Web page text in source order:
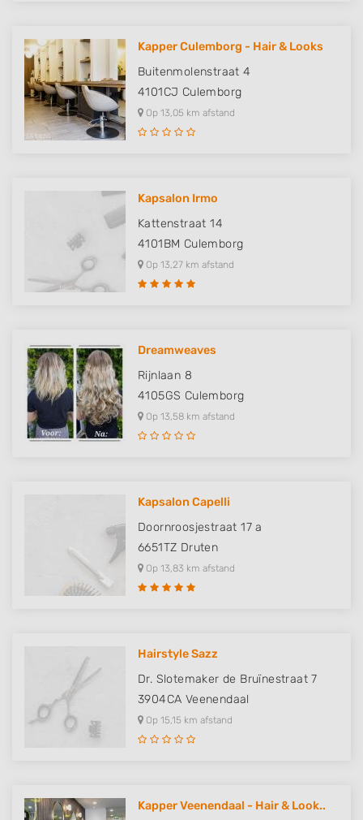
Kapper Culemborg - Hair & Looks
Buitenmolenstraat 4
4101CJ Culemborg
Op 13,05 km afstand
Kapsalon Irmo
Kattenstraat 14
4101BM Culemborg
Op 13,27 km afstand
Dreamweaves
Rijnlaan 8
4105GS Culemborg
Op 13,58 km afstand
Kapsalon Capelli
Doornroosjestraat 17 a
6651TZ Druten
Op 13,83 km afstand
Hairstyle Sazz
Dr. Slotemaker de Bruïnestraat 7
3904CA Veenendaal
Op 15,15 km afstand
Kapper Veenendaal - Hair & Look..